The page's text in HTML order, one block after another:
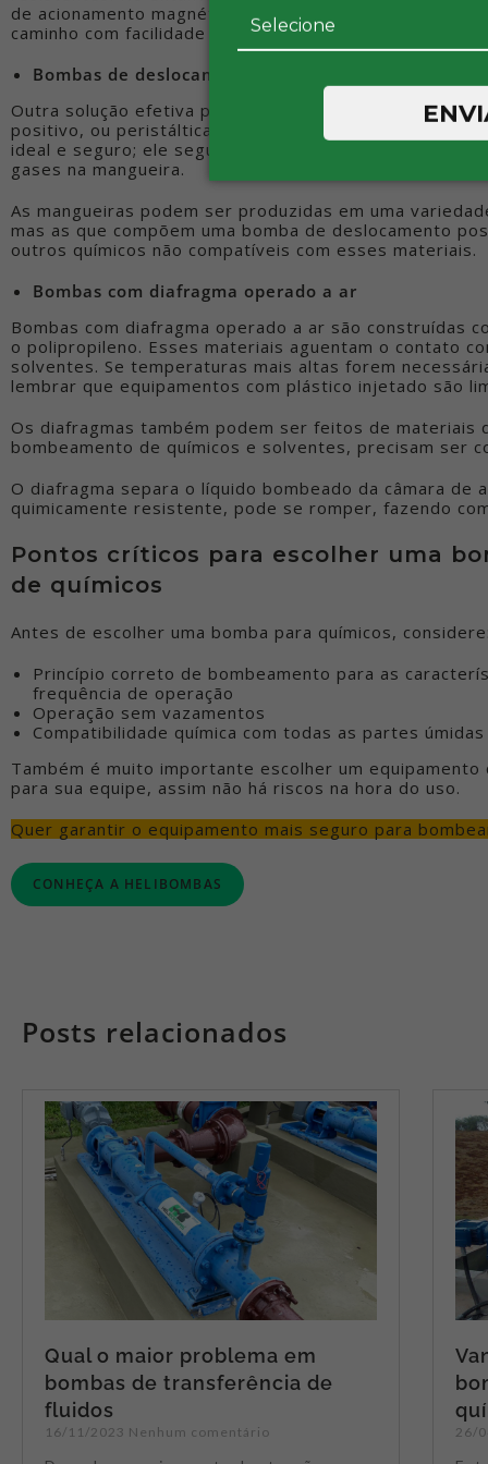
de acionamento magnético não são a melhor opção, já
caminho com facilidade e poderá exercer grande
Bombas de deslocamento positivo
Outra solução efetiva para bombear químicos
positivo, ou peristálticas. Quando o líquido é
ideal e seguro; ele segura efetivamente químicos
gases na mangueira.
As mangueiras podem ser produzidas em uma
mas as que compõem uma bomba de deslocamento
outros químicos não compatíveis com esses materiais.
Bombas com diafragma operado a ar
Bombas com diafragma operado a ar são construídas
o polipropileno. Esses materiais aguentam o contato
solventes. Se temperaturas mais altas forem
lembrar que equipamentos com plástico injetado são
Os diafragmas também podem ser feitos de materiais
bombeamento de químicos e solventes, precisam ser
O diafragma separa o líquido bombeado da câmara de
quimicamente resistente, pode se romper, fazendo
Pontos críticos para escolher uma
de químicos
Antes de escolher uma bomba para químicos, considere:
Princípio correto de bombeamento para as
frequência de operação
Operação sem vazamentos
Compatibilidade química com todas as partes úmidas
Também é muito importante escolher um
para sua equipe, assim não há riscos na hora do uso.
Quer garantir o equipamento mais seguro para
CONHEÇA A HELIBOMBAS
Posts relacionados
Qual o maior problema em
bombas de transferência de
fluidos
16/11/2023 Nenhum comentário 26/